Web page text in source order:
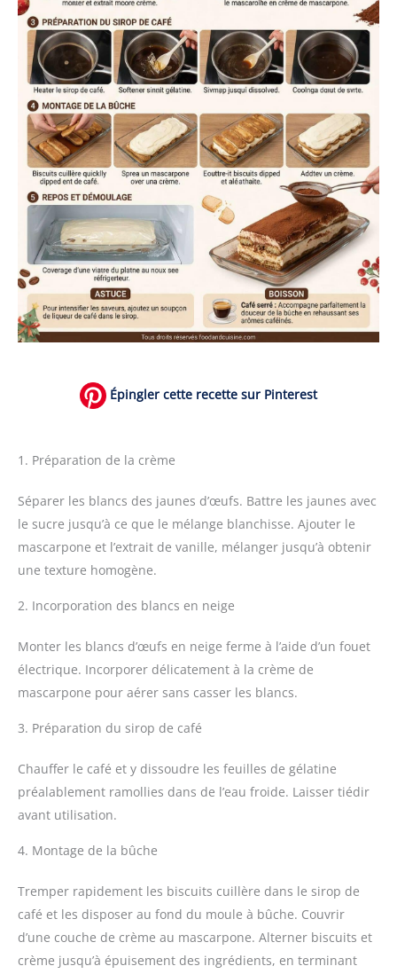
Épingler cette recette sur Pinterest
1. Préparation de la crème
Séparer les blancs des jaunes d’œufs. Battre les jaunes avec
le sucre jusqu’à ce que le mélange blanchisse. Ajouter le
mascarpone et l’extrait de vanille, mélanger jusqu’à obtenir
une texture homogène.
2. Incorporation des blancs en neige
Monter les blancs d’œufs en neige ferme à l’aide d’un fouet
électrique. Incorporer délicatement à la crème de
mascarpone pour aérer sans casser les blancs.
3. Préparation du sirop de café
Chauffer le café et y dissoudre les feuilles de gélatine
préalablement ramollies dans de l’eau froide. Laisser tiédir
avant utilisation.
4. Montage de la bûche
Tremper rapidement les biscuits cuillère dans le sirop de
café et les disposer au fond du moule à bûche. Couvrir
d’une couche de crème au mascarpone. Alterner biscuits et
crème jusqu’à épuisement des ingrédients, en terminant